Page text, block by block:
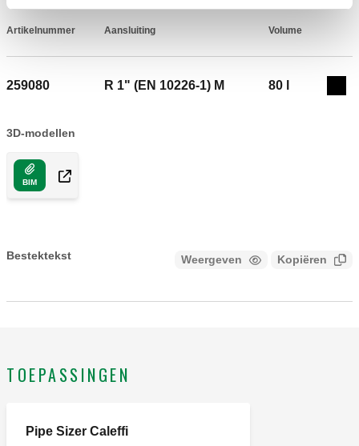
Artikelnummer Aansluiting Volume
259080 R 1" (EN 10226-1) M 80 l
3D-modellen
BIM
Bestektekst Weergeven Kopiëren
werkingstemperatuur systeem: -10–120 °C.
glycoloplossingen. Volume: 80 l.
TOEPASSINGEN
Pipe Sizer Caleffi